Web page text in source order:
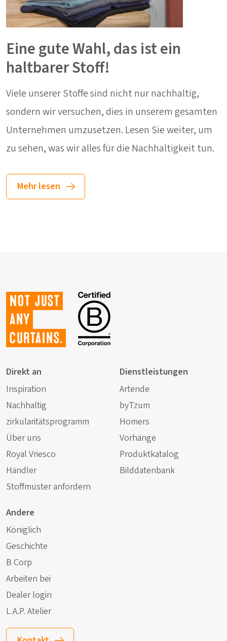
Eine gute Wahl, das ist ein
haltbarer Stoff!
Viele unserer Stoffe sind nicht nur nachhaltig,
sondern wir versuchen, dies in unserem gesamten
Unternehmen umzusetzen. Lesen Sie weiter, um
zu sehen, was wir alles für die Nachhaltigkeit tun.
Mehr lesen
Not just
any
curtains.
Direkt an
Inspiration
Nachhaltig
zirkularitätsprogramm
Über uns
Royal Vriesco
Händler
Stoffmuster anfordern
Dienstleistungen
Artende
byTzum
Homers
Vorhänge
Produktkatalog
Bilddatenbank
Andere
Königlich
Geschichte
B Corp
Arbeiten bei
Dealer login
L.A.P. Atelier